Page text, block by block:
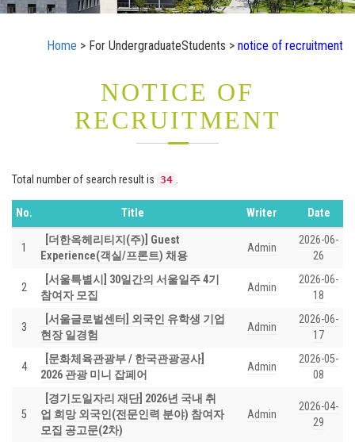
Home > For UndergraduateStudents > notice of recruitment
NOTICE OF
RECRUITMENT
Total number of search result is 34
No. Title Writer Date
1
[더한옥헤리티지(주)] Guest
Experience(객실/프론트) 채용
Admin
2026-06-
26
2
[서울특별시] 30일간의 서울일주 4기
참여자 모집
Admin
2026-06-
18
3
[서울글로벌센터] 외국인 유학생 기업
현장 일경험
Admin
2026-06-
17
4
[문화체육관광부 / 한국관광공사]
2026 관광 미니 잡페어
Admin
2026-05-
08
5
[경기도일자리 재단] 2026년 국내 취
업 희망 외국인(전문인력 분야) 참여자
모집 공고문(2차)
Admin
2026-04-
29